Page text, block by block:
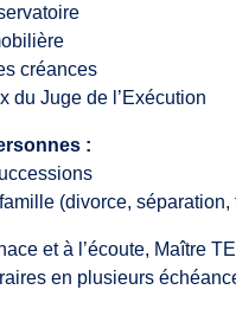
créances
du Juge de l’Exécution
:
(divorce,
et à l’écoute, Maître
en plusieurs